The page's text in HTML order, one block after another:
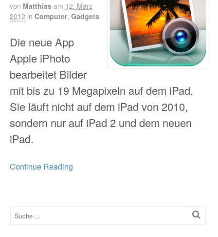
von Matthias am 12. März
2012 in Computer, Gadgets
Die neue App
Apple iPhoto
bearbeitet Bilder
mit bis zu 19 Megapixeln auf dem iPad.
Sie läuft nicht auf dem iPad von 2010,
sondern nur auf iPad 2 und dem neuen
iPad.
Continue Reading